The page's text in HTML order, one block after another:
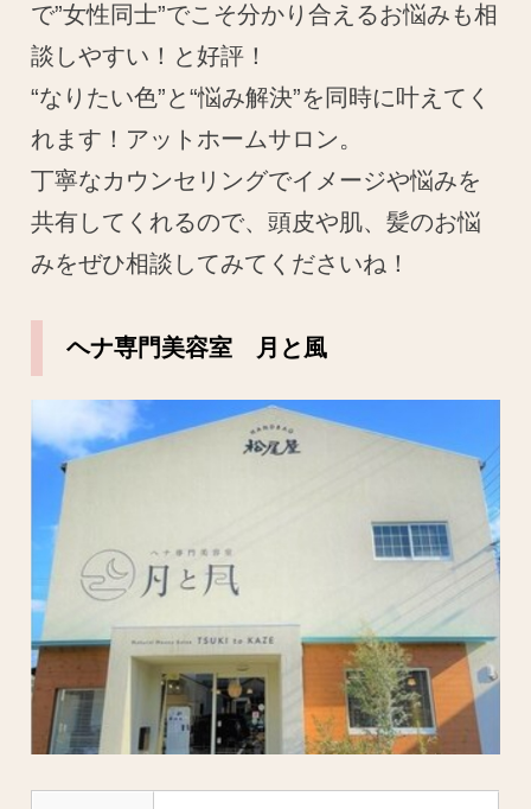
で”女性同士”でこそ分かり合えるお悩みも相
談しやすい！と好評！
“なりたい色”と“悩み解決”を同時に叶えてく
れます！アットホームサロン。
丁寧なカウンセリングでイメージや悩みを
共有してくれるので、頭皮や肌、髪のお悩
みをぜひ相談してみてくださいね！
ヘナ専門美容室 月と風